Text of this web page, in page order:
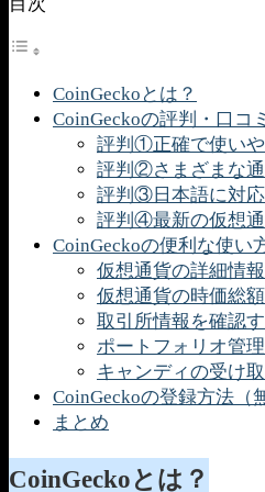
CoinGeckoとは？
CoinGeckoの評判・口コ
評判①正確で使い
評判②さまざまな通
評判③日本語に対
評判④最新の仮想
CoinGeckoの便利な使い
仮想通貨の詳細情
仮想通貨の時価総
取引所情報を確認
ポートフォリオ管
キャンディの受け
CoinGeckoの登録方法（
まとめ
CoinGeckoとは？